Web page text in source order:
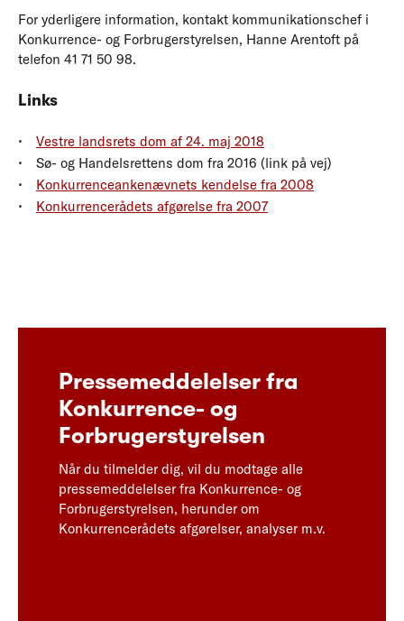
For yderligere information, kontakt kommunikationschef i
Konkurrence- og Forbrugerstyrelsen, Hanne Arentoft på
telefon 41 71 50 98.
Links
Vestre landsrets dom af 24. maj 2018
Sø- og Handelsrettens dom fra 2016 (link på vej)
Konkurrenceankenævnets kendelse fra 2008
Konkurrencerådets afgørelse fra 2007
Pressemeddelelser fra
Konkurrence- og
Forbrugerstyrelsen
Når du tilmelder dig, vil du modtage alle
pressemeddelelser fra Konkurrence- og
Forbrugerstyrelsen, herunder om
Konkurrencerådets afgørelser, analyser m.v.